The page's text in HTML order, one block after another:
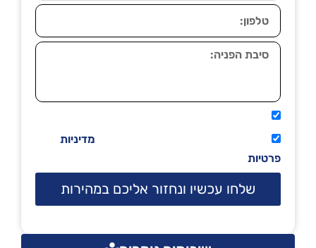
מדיניות
פרטיות
שלחו עכשיו ונחזור אליכם במהירות